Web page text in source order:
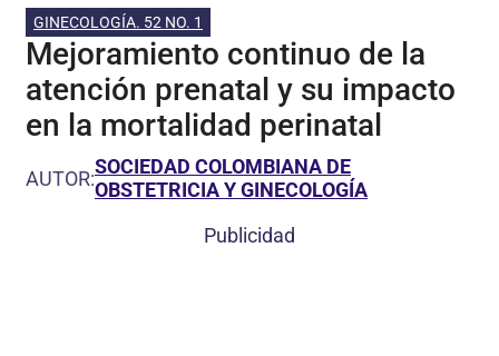
GINECOLOGÍA. 52 NO. 1
Mejoramiento continuo de la
atención prenatal y su impacto
en la mortalidad perinatal
AUTOR:SOCIEDAD COLOMBIANA DE
OBSTETRICIA Y GINECOLOGÍA
Publicidad